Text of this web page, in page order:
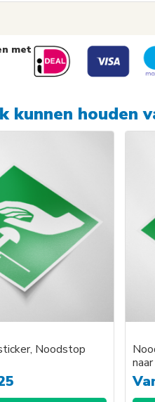
met
kunnen houden
Noodstop